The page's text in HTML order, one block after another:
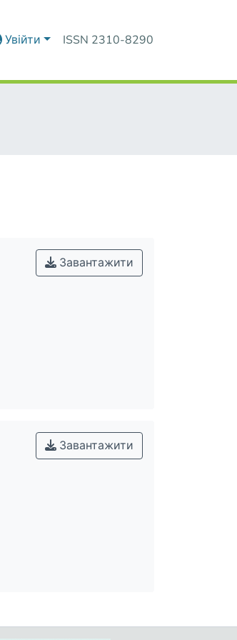
Увійти ISSN 2310-8290
Завантажити
Завантажити